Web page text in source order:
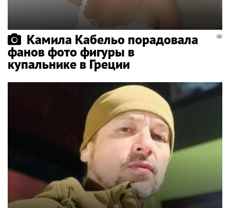
Камила Кабельо порадовала
фанов фото фигуры в
купальнике в Греции